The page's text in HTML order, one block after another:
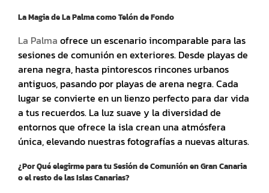
La Magia de La Palma como Telón de Fondo
La Palma ofrece un escenario incomparable para las
sesiones de comunión en exteriores. Desde playas de
arena negra, hasta pintorescos rincones urbanos
antiguos, pasando por playas de arena negra. Cada
lugar se convierte en un lienzo perfecto para dar vida
a tus recuerdos. La luz suave y la diversidad de
entornos que ofrece la isla crean una atmósfera
única, elevando nuestras fotografías a nuevas alturas.
¿Por Qué elegirme para tu Sesión de Comunión en Gran Canaria
o el resto de las Islas Canarias?